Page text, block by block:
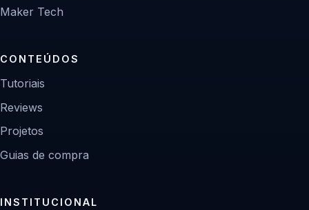
Maker Tech
CONTEÚDOS
Tutoriais
Reviews
Projetos
Guias de compra
INSTITUCIONAL